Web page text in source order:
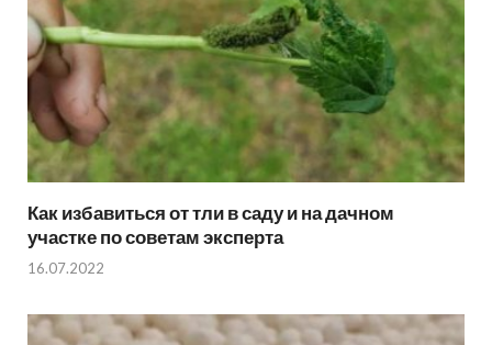
Как избавиться от тли в саду и на дачном
участке по советам эксперта
16.07.2022